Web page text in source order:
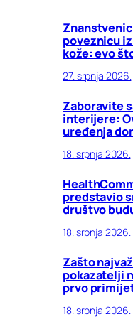
poveznicu
kože: evo
27. srpnja 2026.
Zaboravite
interijere:
uređenja
18. srpnja 2026.
predstavio
društvo
18. srpnja 2026.
Zašto
pokazatelji
prvo
18. srpnja 2026.